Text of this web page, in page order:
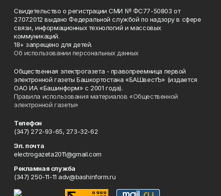
Свидетельство о регистрации СМИ № ФС77-50803 от
27.07.2012 выдано Федеральной службой по надзору в сфере
связи, информационных технологий и массовых
коммуникаций.
18+ запрещено для детей.
Об использовании персональных данных
Общественная электрогазета - правопреемница первой
электронной газеты Башкортостана «БАШвестЪ» (издается
ОАО ИА «Башинформ» с 2001 года).
Правила использования материалов «Общественной
электронной газеты»
Телефон
(347) 272-93-65, 273-32-62
Эл. почта
electrogazeta2011@gmail.com
Рекламная служба
(347) 250-11-11 adv@bashinform.ru